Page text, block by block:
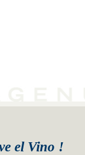
el Vino !